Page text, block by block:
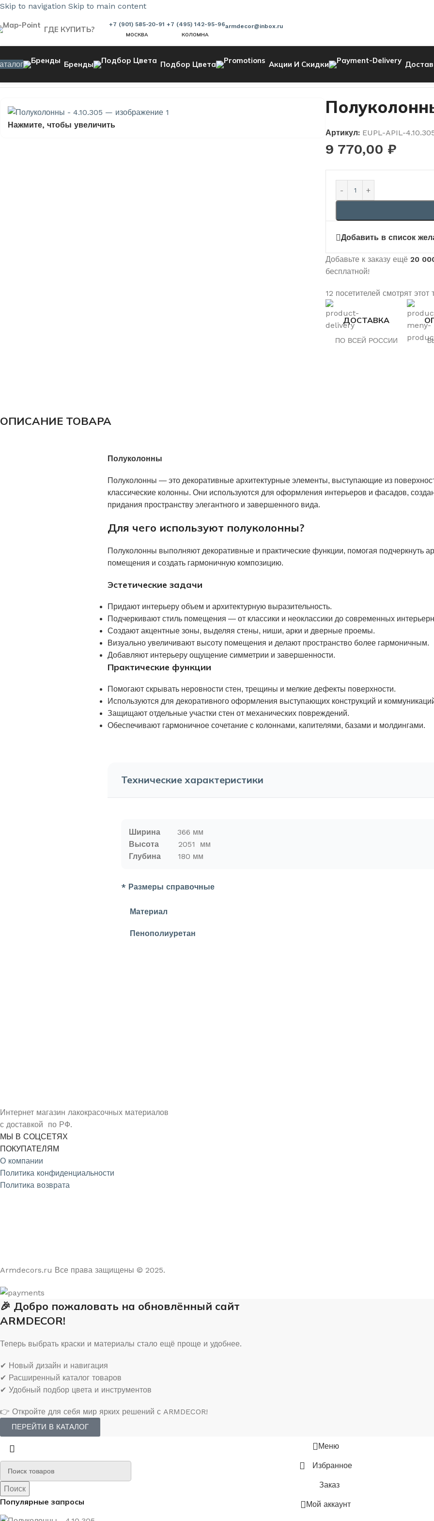
Skip to navigation Skip to main content
ГДЕ КУПИТЬ?
+7 (901) 585-20-91
МОСКВА
+7 (495) 142-95-96
КОЛОМНА
armdecor@inbox.ru
Бренды Подбор Цвета Акции И Скидки
Нажмите, чтобы увеличить
Артикул: EUPL-APIL-
9 770,00 ₽
Добавить в список
Добавьте к заказу ещё 20
бесплатной!
12 посетителей смотрят
ДОСТАВКА
ПО ВСЕЙ РОССИИ
ОПИСАНИЕ ТОВАРА
Полуколонны
Полуколонны — это декоративные архитектурные элементы, выступающие из
классические колонны. Они используются для оформления интерьеров и фасадов,
придания пространству элегантного и завершенного вида.
Для чего используют полуколонны?
Полуколонны выполняют декоративные и практические функции, помогая подчеркнуть
помещения и создать гармоничную композицию.
Эстетические задачи
Придают интерьеру объем и архитектурную выразительность.
Подчеркивают стиль помещения — от классики и неоклассики до современных
Создают акцентные зоны, выделяя стены, ниши, арки и дверные проемы.
Визуально увеличивают высоту помещения и делают пространство более гармоничным.
Добавляют интерьеру ощущение симметрии и завершенности.
Практические функции
Помогают скрывать неровности стен, трещины и мелкие дефекты поверхности.
Используются для декоративного оформления выступающих конструкций и
Защищают отдельные участки стен от механических повреждений.
Обеспечивают гармоничное сочетание с колоннами, капителями, базами и молдингами.
Технические характеристики
Ширина 366 мм
Высота 2051
мм
Глубина 180 мм
* Размеры справочные
Материал
Пенополиуретан
Интернет магазин лакокрасочных материалов
с доставкой по РФ.
МЫ В СОЦСЕТЯХ
ПОКУПАТЕЛЯМ
О компании
Политика конфиденциальности
Политика возврата
Armdecors.ru Все права защищены © 2025. ​
🎉 Добро пожаловать на обновлённый сайт
ARMDECOR!
Теперь выбрать краски и материалы стало ещё проще и удобнее.
✔ Новый дизайн и навигация
✔ Расширенный каталог товаров
✔ Удобный подбор цвета и инструментов
👉 Откройте для себя мир ярких решений с ARMDECOR!
ПЕРЕЙТИ В КАТАЛОГ
Поиск
Популярные запросы
Поиск
Меню
Избранное
Заказ
Мой аккаунт